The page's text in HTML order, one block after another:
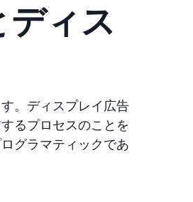
ィス
。ディスプレイ広告
るプロセスのことを
グラマティックであ